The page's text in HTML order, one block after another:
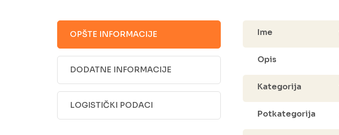
OPŠTE INFORMACIJE
DODATNE INFORMACIJE
LOGISTIČKI PODACI
Ime
Opis
Kategorija
Potkategorija